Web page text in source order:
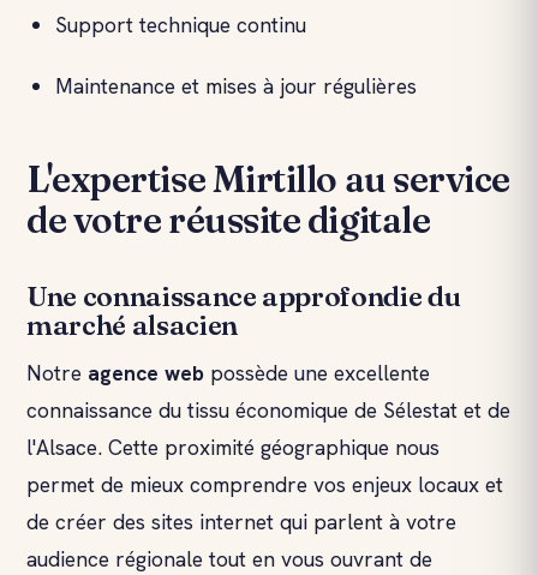
Support technique continu
Maintenance et mises à jour régulières
L'expertise Mirtillo au service
de votre réussite digitale
Une connaissance approfondie du
marché alsacien
Notre agence web possède une excellente
connaissance du tissu économique de Sélestat et de
l'Alsace. Cette proximité géographique nous
permet de mieux comprendre vos enjeux locaux et
de créer des sites internet qui parlent à votre
audience régionale tout en vous ouvrant de